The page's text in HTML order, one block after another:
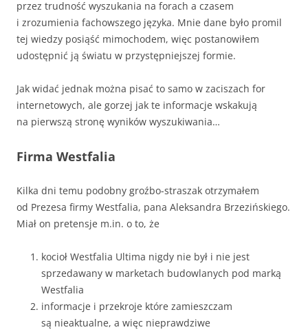
przez trudność wyszukania na forach a czasem
i zrozumienia fachowszego języka. Mnie dane było promil
tej wiedzy posiąść mimochodem, więc postanowiłem
udostępnić ją światu w przystępniejszej formie.
Jak widać jednak można pisać to samo w zaciszach for
internetowych, ale gorzej jak te informacje wskakują
na pierwszą stronę wyników wyszukiwania…
Firma Westfalia
Kilka dni temu podobny groźbo-straszak otrzymałem
od Prezesa firmy Westfalia, pana Aleksandra Brzezińskiego.
Miał on pretensje m.in. o to, że
kocioł Westfalia Ultima nigdy nie był i nie jest
sprzedawany w marketach budowlanych pod marką
Westfalia
informacje i przekroje które zamieszczam
są nieaktualne, a więc nieprawdziwe